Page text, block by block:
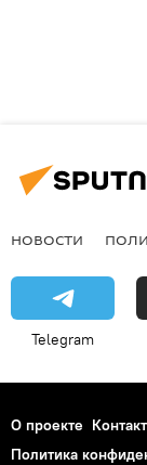
НОВОСТИ
Telegram
О проекте
Политика